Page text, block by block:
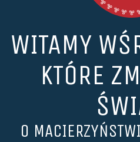
WITAMY
KTÓRE
O